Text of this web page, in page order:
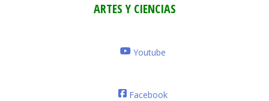
ARTES Y CIENCIAS
Youtube
Facebook